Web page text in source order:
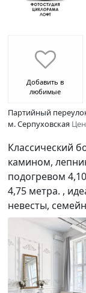
Добавить в
любимые
Партийный
м. Серпуховская
Классический
камином,
подогревом
4,75 метра. ,
невесты,